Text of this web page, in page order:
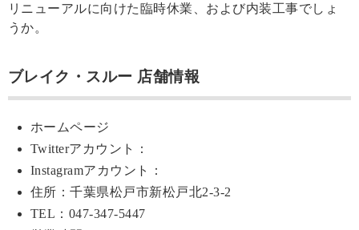
リニューアルに向けた臨時休業、および内装工事でしょ
うか。
ブレイク・スルー 店舗情報
ホームページ
Twitterアカウント：
Instagramアカウント：
住所：千葉県松戸市新松戸北2-3-2
TEL：047-347-5447